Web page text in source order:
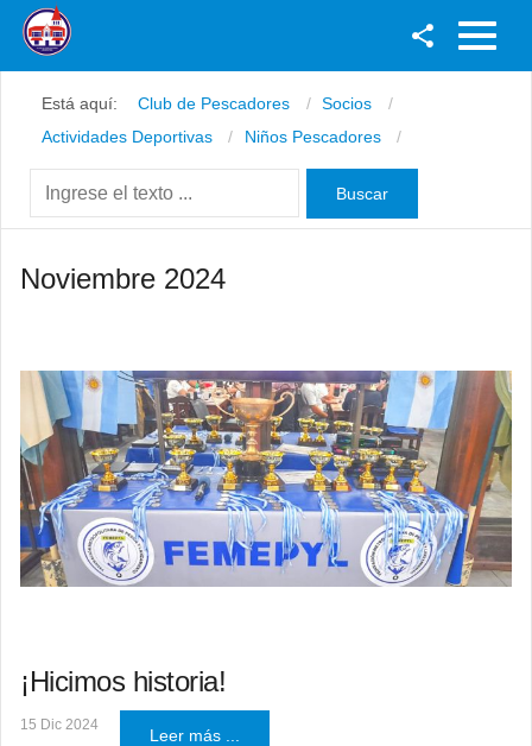
Youtube
Instagram
Está aquí: Club de Pescadores
Socios
Actividades Deportivas
Niños Pescadores
Noviembre 2024
¡Hicimos historia!
15 Dic 2024
Leer más ...